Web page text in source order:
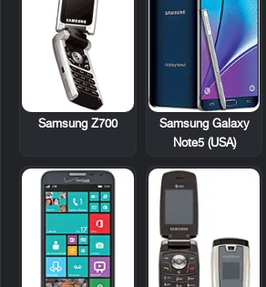
Samsung Galaxy
Note5 (USA)
Samsung Z700